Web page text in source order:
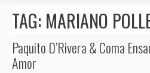
TAG: MARIANO
Paquito D’Rivera & Coma
Amor